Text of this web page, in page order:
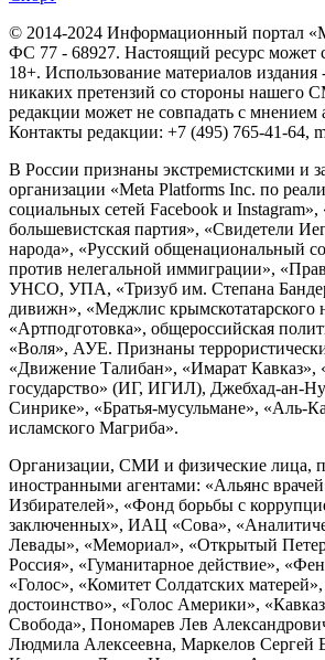
© 2014-2024 Информационный портал
ФС 77 - 68927. Настоящий ресурс может
18+. Использование материалов издания
никаких претензий со стороны нашего
редакции может не совпадать с мнением
Контакты редакции: +7 (495) 765-41-64,
В России признаны экстремистскими и
организации «Meta Platforms Inc. по
социальных сетей Facebook и
большевистская партия», «Свидетели
народа», «Русский общенациональный
против нелегальной иммиграции»,
УНСО, УПА, «Тризуб им. Степана
дивижн», «Меджлис крымскотатарского
«Артподготовка», общероссийская
«Воля», АУЕ. Признаны
«Движение Талибан», «Имарат Кавказ»,
государство» (ИГ, ИГИЛ), Джебхад-ан-
Синрике», «Братья-мусульмане», «Аль-
исламского Магриба».
Организации, СМИ и физические лица,
иностранными агентами: «Альянс
Избирателей», «Фонд борьбы с
заключенных», ИАЦ «Сова»,
Левады», «Мемориал», «Открытый
Россия», «Гуманитарное действие»,
«Голос», «Комитет Солдатских
достоинство», «Голос Америки»,
Свобода», Пономарев Лев
Людмила Алексеевна, Маркелов Сергей